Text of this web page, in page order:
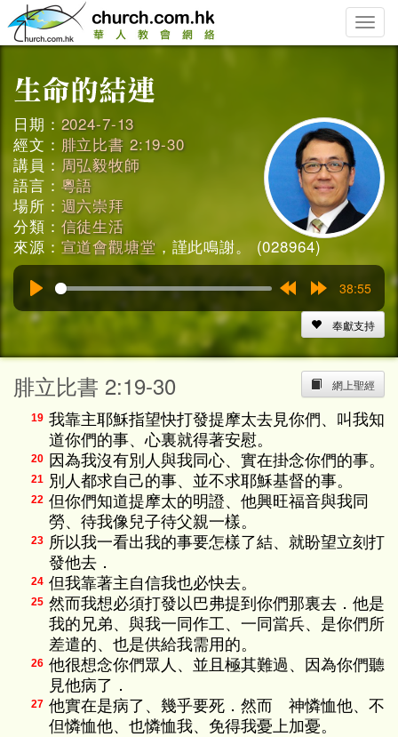
Toggle
日期： 2024-7-13
經文： 腓立比書 2:19-30
講員： 周弘毅牧師
語言： 粵語
場所： 週六崇拜
分類： 信徒生活
來源： 宣道會觀塘堂 ，謹此鳴謝。 (028964)
15s
38:55
奉獻支持
網上聖經
腓立比書 2:19-30
19 我靠主耶穌指望快打發提摩太去見你們、叫我知
道你們的事、心裏就得著安慰。
20 因為我沒有別人與我同心、實在掛念你們的事。
21 別人都求自己的事、並不求耶穌基督的事。
22 但你們知道提摩太的明證、他興旺福音與我同
勞、待我像兒子待父親一樣。
23 所以我一看出我的事要怎樣了結、就盼望立刻打
發他去．
24 但我靠著主自信我也必快去。
25 然而我想必須打發以巴弗提到你們那裏去．他是
我的兄弟、與我一同作工、一同當兵、是你們所
差遣的、也是供給我需用的。
26 他很想念你們眾人、並且極其難過、因為你們聽
見他病了．
27 他實在是病了、幾乎要死．然而 神憐恤他、不
但憐恤他、也憐恤我、免得我憂上加憂。